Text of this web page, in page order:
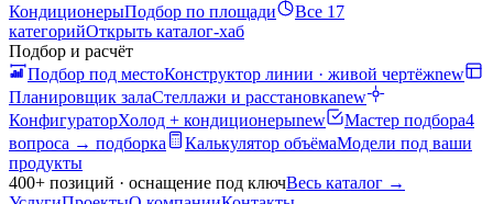
КондиционерыПодбор по площади
Все 17
категорийОткрыть каталог-хаб
Подбор и расчёт
Подбор под местоКонструктор линии · живой чертёжnew
Планировщик залаСтеллажи и расстановкаnew
КонфигураторХолод + кондиционерыnew Мастер подбора4
вопроса → подборка
Калькулятор объёмаМодели под ваши
продукты
400+ позиций · оснащение под ключВесь каталог →